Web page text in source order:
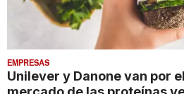
EMPRESAS
Unilever y Danone van por